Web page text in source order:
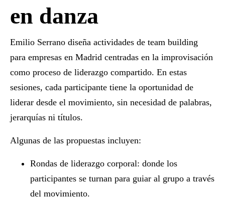
en danza
Emilio Serrano diseña actividades de team building
para empresas en Madrid centradas en la improvisación
como proceso de liderazgo compartido. En estas
sesiones, cada participante tiene la oportunidad de
liderar desde el movimiento, sin necesidad de palabras,
jerarquías ni títulos.
Algunas de las propuestas incluyen:
Rondas de liderazgo corporal: donde los
participantes se turnan para guiar al grupo a través
del movimiento.